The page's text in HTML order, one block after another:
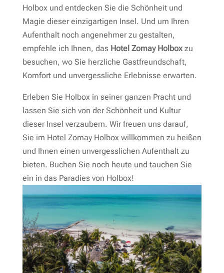
Holbox und entdecken Sie die Schönheit und
Magie dieser einzigartigen Insel. Und um Ihren
Aufenthalt noch angenehmer zu gestalten,
empfehle ich Ihnen, das Hotel Zomay Holboxzu
besuchen, wo Sie herzliche Gastfreundschaft,
Komfort und unvergessliche Erlebnisse erwarten.
Erleben Sie Holbox in seiner ganzen Pracht und
lassen Sie sich von der Schönheit und Kultur
dieser Insel verzaubern. Wir freuen uns darauf,
Sie im Hotel Zomay Holbox willkommen zu heißen
und Ihnen einen unvergesslichen Aufenthalt zu
bieten. Buchen Sie noch heute und tauchen Sie
ein in das Paradies von Holbox!